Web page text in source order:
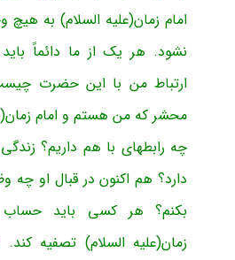
امام زمان(علیه السلام) به
نشود. هر یک از ما دائماً
ارتباط من با این حضرت
محشر که من هستم و امام
چه رابطه­ای با هم داریم؟
دارد؟ هم اکنون در قبال او چه
بکنم؟ هر کسی باید
زمان(علیه السلام) تصفیه